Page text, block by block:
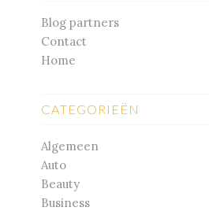
Blog partners
Contact
Home
CATEGORIEËN
Algemeen
Auto
Beauty
Business